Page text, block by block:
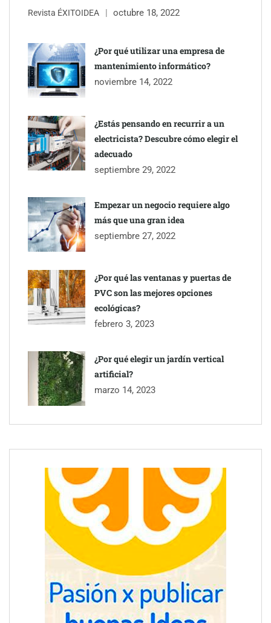
inmobiliarios: hasta 82% de ahorro por cobro
Gestoría Online reduce a unas horas el alta de autónomo
Revista ÉXITOIDEA octubre 18, 2022
¿Por qué utilizar una empresa de
mantenimiento informático?
noviembre 14, 2022
¿Estás pensando en recurrir a un
electricista? Descubre cómo elegir el
adecuado
septiembre 29, 2022
Empezar un negocio requiere algo
más que una gran idea
septiembre 27, 2022
¿Por qué las ventanas y puertas de
PVC son las mejores opciones
ecológicas?
febrero 3, 2023
¿Por qué elegir un jardín vertical
artificial?
marzo 14, 2023